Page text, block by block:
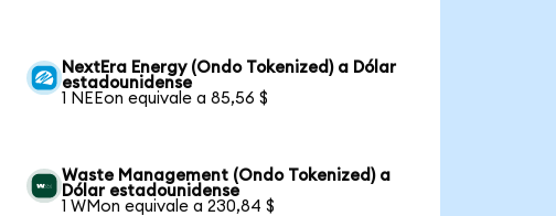
NextEra Energy (Ondo Tokenized) a Dólar
estadounidense
1 NEEon equivale a 85,56 $
Waste Management (Ondo Tokenized) a
Dólar estadounidense
1 WMon equivale a 230,84 $